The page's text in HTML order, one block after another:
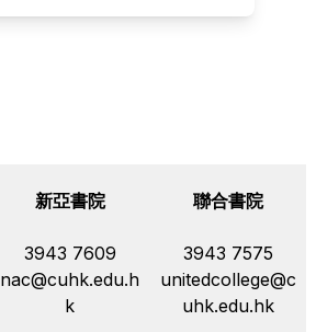
新亞書院
3943 7609
nac@cuhk.edu.h
k
聯合書院
3943 7575
unitedcollege@c
uhk.edu.hk